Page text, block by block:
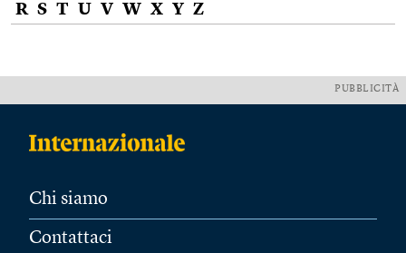
R S T U V W X Y Z
PUBBLICITÀ
Chi siamo
Contattaci